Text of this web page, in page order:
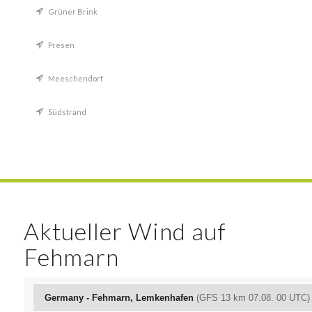
Grüner Brink
Presen
Meeschendorf
Südstrand
Aktueller Wind auf
Fehmarn
Germany - Fehmarn, Lemkenhafen(GFS 13 km 07.08. 00 UTC)